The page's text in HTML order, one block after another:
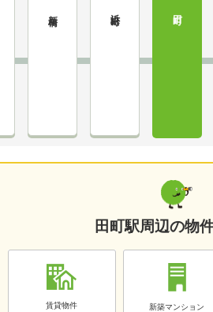
田町駅周辺の物
賃貸物件 新築マンション